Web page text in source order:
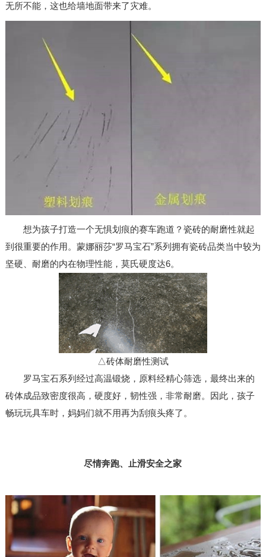
无所不能，这也给墙地面带来了灾难。
想为孩子打造一个无惧划痕的赛车跑道？瓷砖的耐磨性就起
到很重要的作用。蒙娜丽莎“罗马宝石”系列拥有瓷砖品类当中较为
坚硬、耐磨的内在物理性能，莫氏硬度达6。
△砖体耐磨性测试
罗马宝石系列经过高温锻烧，原料经精心筛选，最终出来的
砖体成品致密度很高，硬度好，韧性强，非常耐磨。因此，孩子
畅玩玩具车时，妈妈们就不用再为刮痕头疼了。
尽情奔跑、止滑安全之家